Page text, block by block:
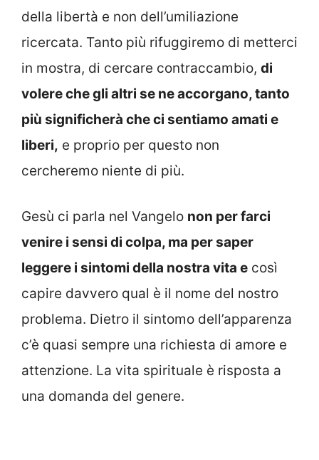
della libertà e non dell’umiliazione
ricercata. Tanto più rifuggiremo di metterci
in mostra, di cercare contraccambio, di
volere che gli altri se ne accorgano, tanto
più significherà che ci sentiamo amati e
liberi, e proprio per questo non
cercheremo niente di più.
Gesù ci parla nel Vangelo non per farci
venire i sensi di colpa, ma per saper
leggere i sintomi della nostra vita e così
capire davvero qual è il nome del nostro
problema. Dietro il sintomo dell’apparenza
c’è quasi sempre una richiesta di amore e
attenzione. La vita spirituale è risposta a
una domanda del genere.